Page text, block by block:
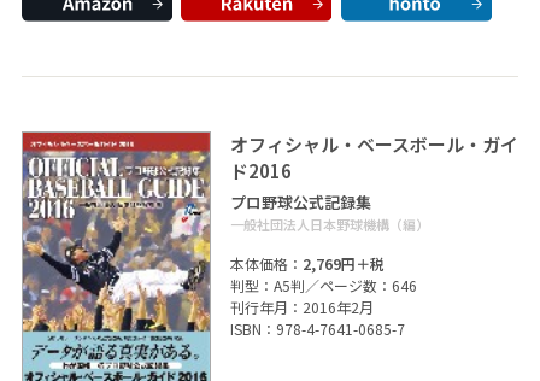
オフィシャル・ベースボール・ガイ
ド2016
プロ野球公式記録集
一般社団法人日本野球機構（編）
本体価格： 2,769円＋税
判型：A5判／ページ数：646
刊行年月：2016年2月
ISBN：978-4-7641-0685-7